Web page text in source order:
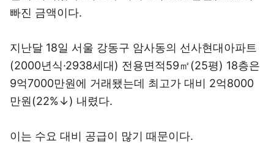
빠진 금액이다.
지난달 18일 서울 강동구 암사동의 선사현대아파트
(2000년식·2938세대) 전용면적59㎡(25평) 18층은
9억7000만원에 거래됐는데 최고가 대비 2억8000
만원(22%↓) 내렸다.
이는 수요 대비 공급이 많기 때문이다.